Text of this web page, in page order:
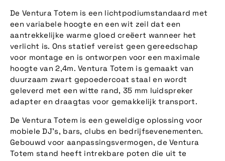
De Ventura Totem is een lichtpodiumstandaard met
een variabele hoogte en een wit zeil dat een
aantrekkelijke warme gloed creëert wanneer het
verlicht is. Ons statief vereist geen gereedschap
voor montage en is ontworpen voor een maximale
hoogte van 2,4m. Ventura Totem is gemaakt van
duurzaam zwart gepoedercoat staal en wordt
geleverd met een witte rand, 35 mm luidspreker
adapter en draagtas voor gemakkelijk transport.
De Ventura Totem is een geweldige oplossing voor
mobiele DJ's, bars, clubs en bedrijfsevenementen.
Gebouwd voor aanpassingsvermogen, de Ventura
Totem stand heeft intrekbare poten die uit te